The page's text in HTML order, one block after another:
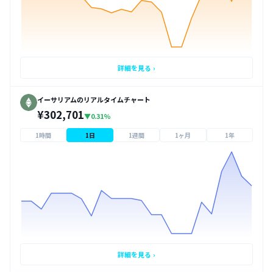
詳細を見る ›
イーサリアムのリアルタイムチャート
¥302,701▼0.31%
1時間 1日 1週間 1ヶ月 1年
詳細を見る ›